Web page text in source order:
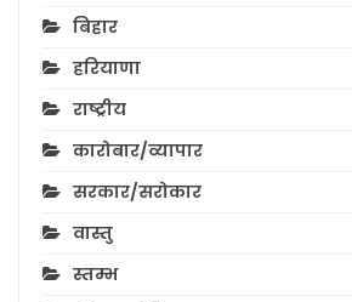
बिहार
हरियाणा
राष्ट्रीय
कारोबार/व्यापार
सरकार/सरोकार
वास्तु
स्तम्भ